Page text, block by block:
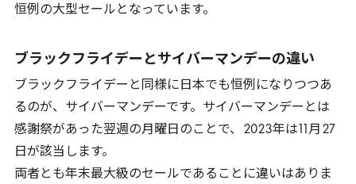
恒例の大型セールとなっています。
ブラックフライデーとサイバーマンデーの違い
ブラックフライデーと同様に日本でも恒例になりつつあ
るのが、サイバーマンデーです。サイバーマンデーとは
感謝祭があった翌週の月曜日のことで、
2023年は 月 27
日が該当します。
両者とも年末最大級のセールであることに違いはありま